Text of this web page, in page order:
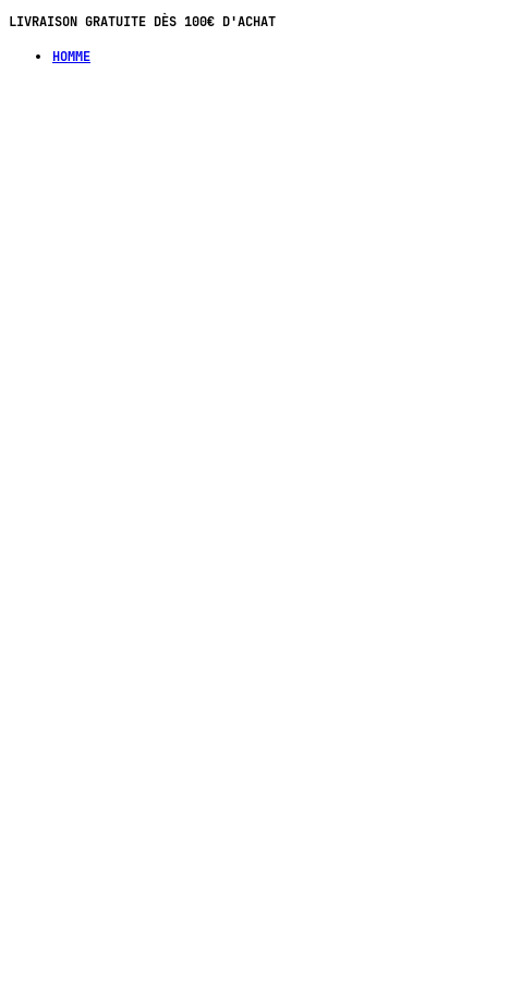
LIVRAISON GRATUITE DÈS 100€ D'ACHAT
HOMME